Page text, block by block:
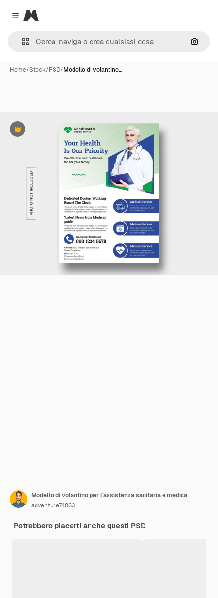
Close menu
Magnific
Cerca
Home/Stock/PSD/Modello di volantino…
Premium
Modello di volantino per l'assistenza sanitaria e medica
adventure74863
Potrebbero piacerti anche questi PSD